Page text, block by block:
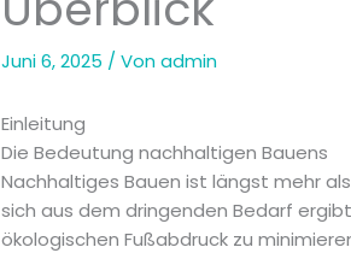
Juni 6, 2025 / Vonadmin
Einleitung
Die Bedeutung nachhaltigen Bauens
Nachhaltiges Bauen ist längst mehr
sich aus dem dringenden Bedarf
ökologischen Fußabdruck zu